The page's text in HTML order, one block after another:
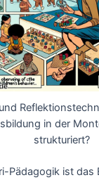
in der
strukturiert?
Pädagogik ist das